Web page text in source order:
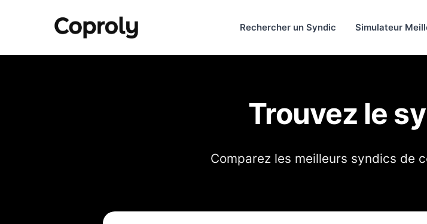
Rechercher un Syndic Simulateur
Trouvez le
Comparez les meilleurs syndics de